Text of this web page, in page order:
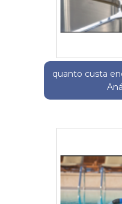
quanto custa